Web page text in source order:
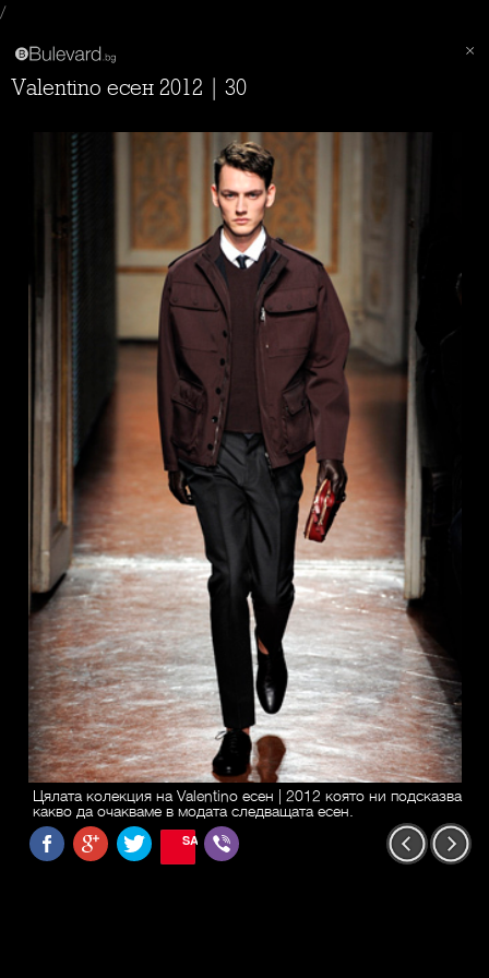
/
Valentino есен 2012 | 30
Цялата колекция на Valentino есен | 2012 която ни подсказва
какво да очакваме в модата следващата есен.
SAVE